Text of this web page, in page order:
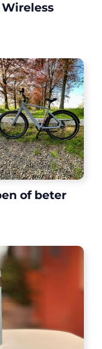
of beter